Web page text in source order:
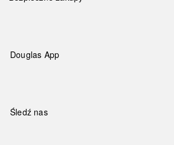
Douglas App
Śledź nas